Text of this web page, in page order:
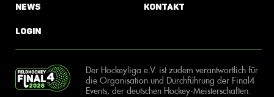
News
Login
Kontakt
Der Hockeyliga e.V. ist zudem verantwortlich für
die Organisation und Durchführung der Final4
Events, der deutschen Hockey-Meisterschaften.